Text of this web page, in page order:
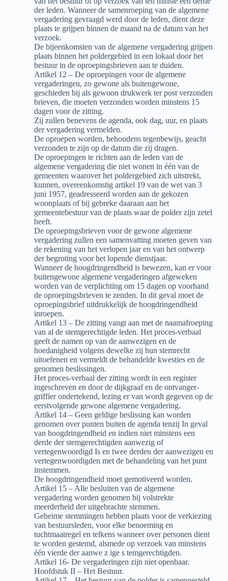
der leden. Wanneer de samenroeping van de algemene
vergadering gevraagd werd door de leden, dient deze
plaats te grijpen binnen de maand na de datum van het
verzoek.
De bijeenkomsten van de algemene vergadering grijpen
plaats binnen het poldergebied in een lokaal door het
bestuur in de oproepingsbrieven aan te duiden.
Artikel 12 – De oproepingen voor de algemene
vergaderingen, zo gewone als buitengewone,
geschieden bij als gewoon drukwerk ter post verzonden
brieven, die moeten verzonden worden minstens 15
dagen voor de zitting.
Zij zullen benevens de agenda, ook dag, uur, en plaats
der vergadering vermelden.
De oproepen worden, behoudens tegenbewijs, geacht
verzonden te zijn op de datum die zij dragen.
De oproepingen te richten aan de leden van de
algemene vergadering die niet wonen in één van de
gemeenten waarover het poldergebied zich uitstrekt,
kunnen, overeenkomstig artikel 19 van de wet van 3
juni 1957, geadresseerd worden aan de gekozen
woonplaats of bij gebreke daaraan aan het
gemeentebestuur van de plaats waar de polder zijn zetel
heeft.
De oproepingsbrieven voor de gewone algemene
vergadering zullen een samenvatting moeten geven van
de rekening van het verlopen jaar en van het ontwerp
der begroting voor het lopende dienstjaar.
Wanneer de hoogdringendheid is bewezen, kan er voor
buitengewone algemene vergaderingen afgeweken
worden van de verplichting om 15 dagen op voorhand
de oproepingsbrieven te zenden. In dit geval moet de
oproepingsbrief uitdrukkelijk de hoogdringendheid
inroepen.
Artikel 13 – De zitting vangt aan met de naamafroeping
van al de stemgerechtigde leden. Het proces-verbaal
geeft de namen op van de aanwezigen en de
hoedanigheid volgens dewelke zij hun stemrecht
uitoefenen en vermeldt de behandelde kwesties en de
genomen beslissingen.
Het proces-verbaal der zitting wordt in een register
ingeschreven en door de dijkgraaf en de ontvanger-
griffier ondertekend, lezing er van wordt gegeven op de
eerstvolgende gewone algemene vergadering.
Artikel 14 – Geen geldige beslissing kan worden
genomen over punten buiten de agenda tenzij In geval
van hoogdringendheid en indien niet minstens een
derde der stemgerechtigden aanwezig of
vertegenwoordigd Is en twee derden der aanwezigen en
vertegenwoordigden met de behandeling van het punt
instemmen.
De hoogdringendheid moet gemotiveerd worden.
Artikel 15 – Alle besluiten van de algemene
vergadering worden genomen bij volstrekte
meerderheid der uitgebrachte stemmen.
Geheime stemmingen hebben plaats voor de verkiezing
van bestuursleden, voor elke benoeming en
tuchtmaatregel en telkens wanneer over personen dient
te worden gestemd, alsmede op verzoek van minstens
één vierde der aanwe z ige s temgerechtigden.
Artikel 16- De vergaderingen zijn niet openbaar.
Hoofdstuk II – Het Bestuur.